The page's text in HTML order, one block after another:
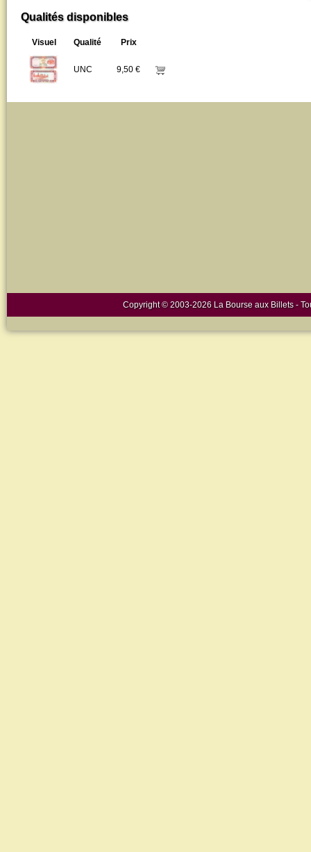
Qualités disponibles
Visuel Qualité Prix
UNC 9,50 €
Copyright © 2003-2026 La Bourse aux Billets -